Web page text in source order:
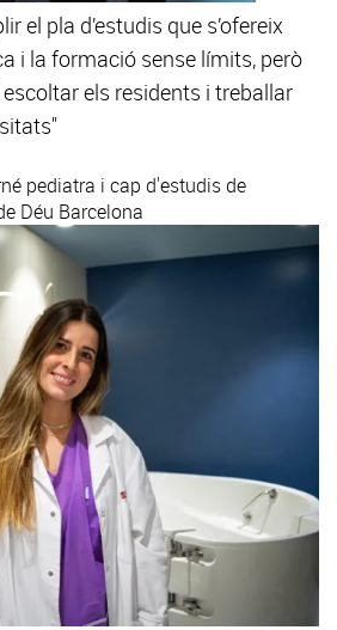
el pla d’estudis que s’ofereix
i la formació sense límits, però
els residents i treballar
pediatra i cap d'estudis de
Déu Barcelona